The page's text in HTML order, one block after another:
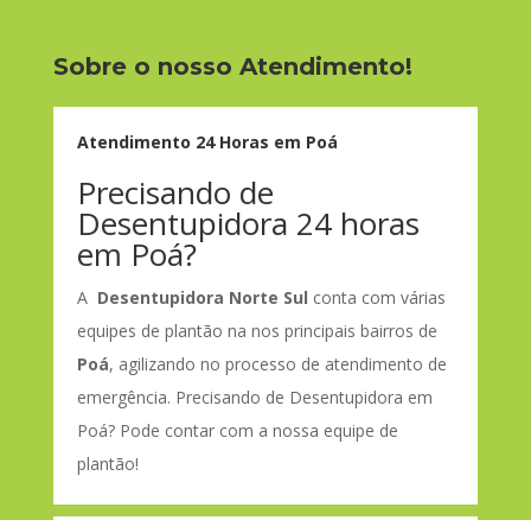
Sobre o nosso Atendimento!
Atendimento 24 Horas em Poá
Precisando de
Desentupidora 24 horas
em Poá?
A Desentupidora Norte Sul conta com várias
equipes de plantão na nos principais bairros de
Poá, agilizando no processo de atendimento de
emergência. Precisando de Desentupidora em
Poá? Pode contar com a nossa equipe de
plantão!